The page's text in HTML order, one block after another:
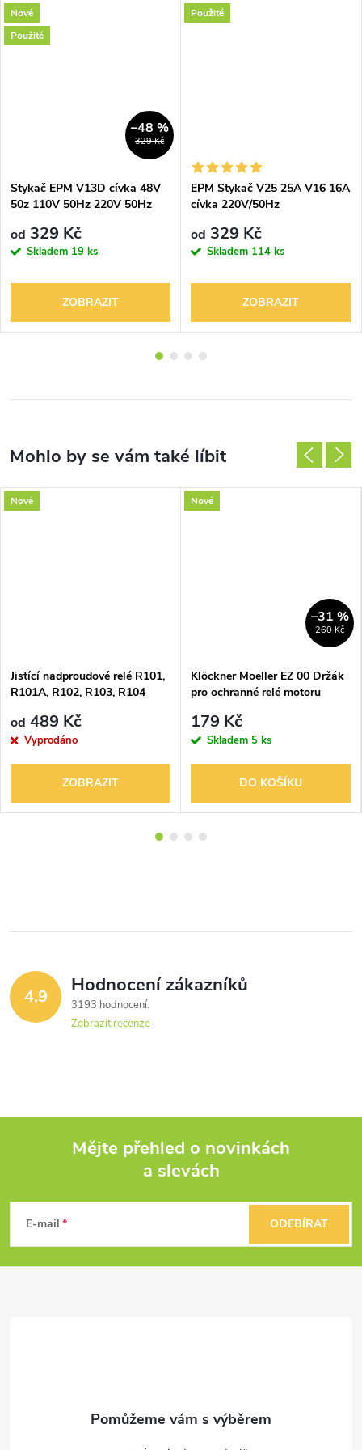
Nové
Použité
329 Kč
–48 %
Stykač EPM V13D cívka 48V
50z 110V 50Hz 220V 50Hz
od 329 Kč
Skladem 19 ks
ZOBRAZIT
Použité
EPM Stykač V25 25A V16 16A
cívka 220V/50Hz
od 329 Kč
Skladem 114 ks
ZOBRAZIT
Nové
Jistící nadproudové relé R101,
R101A, R102, R103, R104
od 489 Kč
Vyprodáno
ZOBRAZIT
Nové
260 Kč
–31 %
Klöckner Moeller EZ 00 Držák
pro ochranné relé motoru
179 Kč
Skladem 5 ks
DO KOŠÍKU
4,9 Hodnocení zákazníků
3193 hodnocení
Zobrazit recenze
p
Mějte přehled o novinkách
a slevách
E-mail ODEBÍRAT